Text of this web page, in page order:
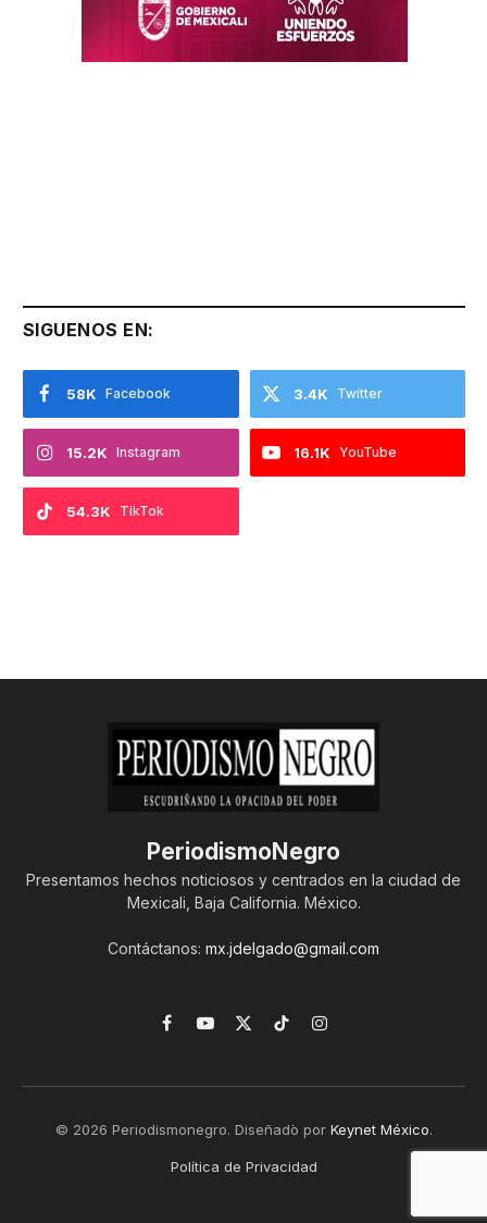
SIGUENOS EN:
Facebook
58K Twitter
3.4K
Instagram
15.2K YouTube
16.1K
TikTok
54.3K
PeriodismoNegro
Presentamos hechos noticiosos y centrados en la ciudad de
Mexicali, Baja California. México.
Contáctanos: mx.jdelgado@gmail.com
Facebook
YouTube
X
TikTokInstagram
© 2026 Periodismonegro. Diseñado por Keynet México.
Política de Privacidad